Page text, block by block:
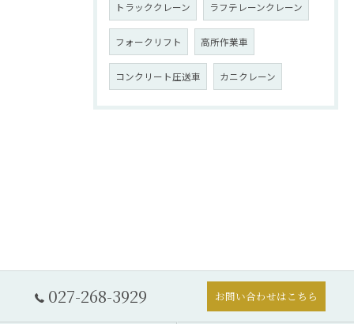
トラッククレーン ラフテレーンクレーン
フォークリフト 高所作業車
コンクリート圧送車 カニクレーン
027-268-3929 お問い合わせはこちら